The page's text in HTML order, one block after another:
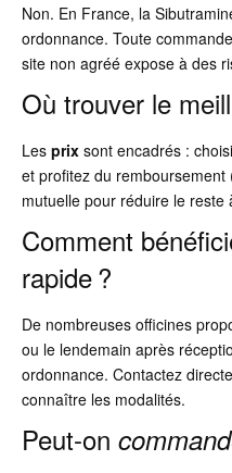
Non. En France, la
ordonnance. Toute commande
site non agréé expose à des
Où trouver le
Les prix sont encadrés :
et profitez du
mutuelle pour réduire le reste
Comment
rapide ?
De nombreuses officines
ou le lendemain après
ordonnance. Contactez
connaître les modalités.
Peut-on